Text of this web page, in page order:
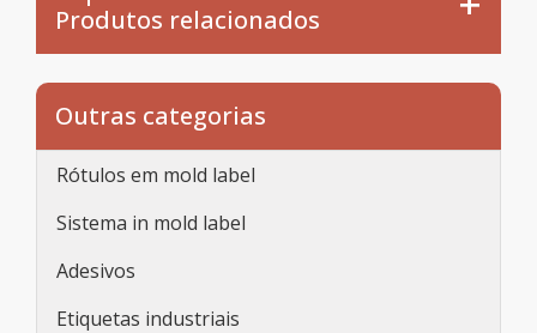
Produtos relacionados
Outras categorias
Rótulos em mold label
Sistema in mold label
Adesivos
Etiquetas industriais